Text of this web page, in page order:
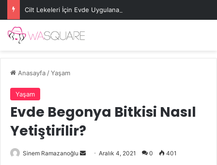
Cilt Lekeleri İçin Evde Uygulanabilecek Basit Maskeler
Anasayfa/Yaşam
Yaşam
Evde Begonya Bitkisi Nasıl
Yetiştirilir?
Sinem Ramazanoğlu
Bir
Aralık 4, 2021 0 401